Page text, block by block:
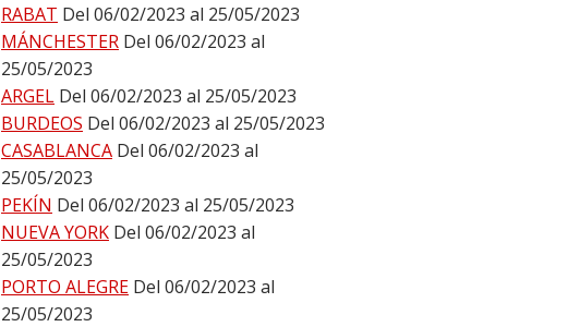
RABAT Del 06/02/2023 al 25/05/2023
MÁNCHESTER Del 06/02/2023 al
25/05/2023
ARGEL Del 06/02/2023 al 25/05/2023
BURDEOS Del 06/02/2023 al 25/05/2023
CASABLANCA Del 06/02/2023 al
25/05/2023
PEKÍN Del 06/02/2023 al 25/05/2023
NUEVA YORK Del 06/02/2023 al
25/05/2023
PORTO ALEGRE Del 06/02/2023 al
25/05/2023